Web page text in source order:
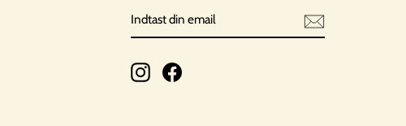
DIN
EMAIL
InstagramFacebook